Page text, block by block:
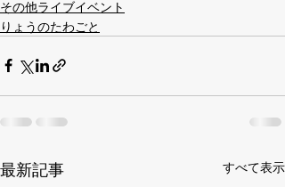
その他ライブイベント
りょうのたわごと
最新記事 すべて表示